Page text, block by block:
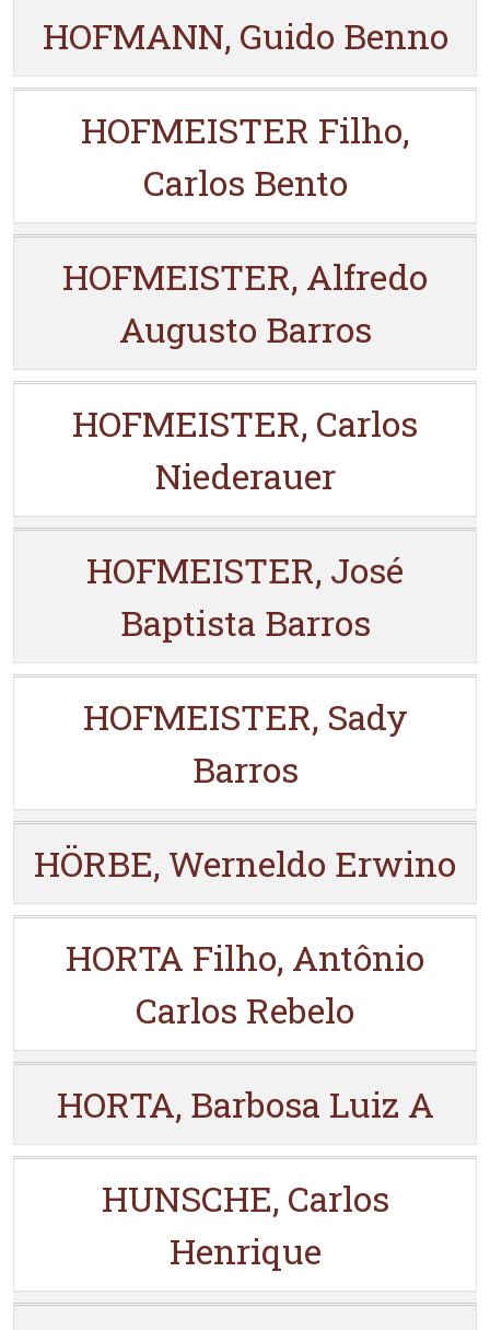
HOFMANN, Guido Benno
HOFMEISTER Filho,
Carlos Bento
HOFMEISTER, Alfredo
Augusto Barros
HOFMEISTER, Carlos
Niederauer
HOFMEISTER, José
Baptista Barros
HOFMEISTER, Sady
Barros
HÖRBE, Werneldo Erwino
HORTA Filho, Antônio
Carlos Rebelo
HORTA, Barbosa Luiz A
HUNSCHE, Carlos
Henrique